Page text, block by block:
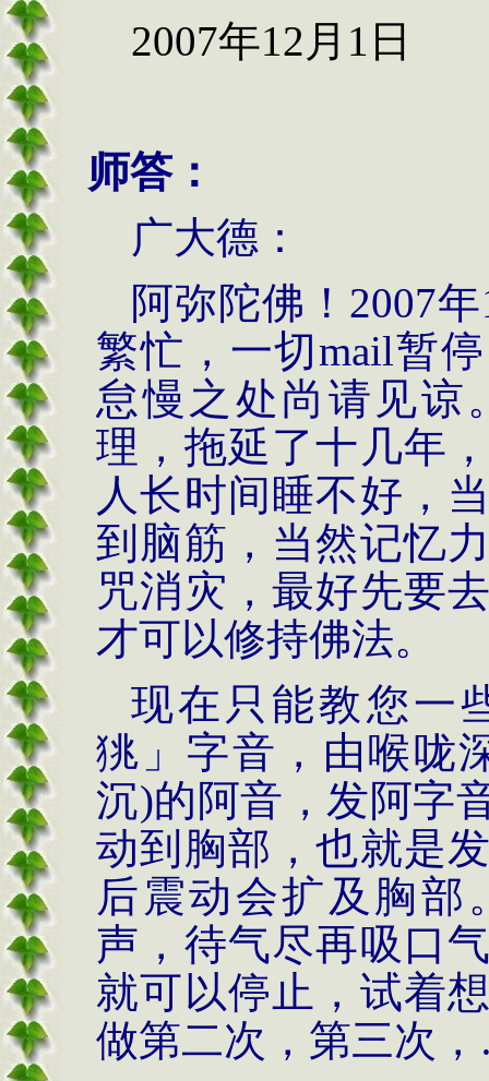
2007年12月1日
师答：
广大德：
阿弥陀佛！ 2007年
繁忙，一切mail暂
怠慢之处尚请见谅
理，拖延了十几年
人长时间睡不好，
到脑筋，当然记忆
咒消灾，最好先要
才可以修持佛法。
现在只能教您一
狣 」字音，由喉咙
沉)的阿音，发阿字
动到胸部，也就是
后震动会扩及胸部
声，待气尽再吸口
就可以停止，试着
做第二次，第三次